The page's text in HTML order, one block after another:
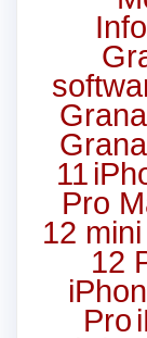
11
Pro
12 mini
12
Pro